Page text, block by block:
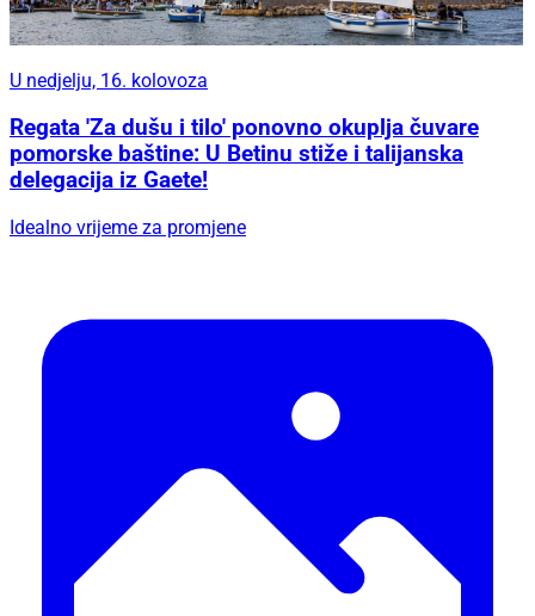
U nedjelju, 16. kolovoza
Regata 'Za dušu i tilo' ponovno okuplja čuvare
pomorske baštine: U Betinu stiže i talijanska
delegacija iz Gaete!
Idealno vrijeme za promjene